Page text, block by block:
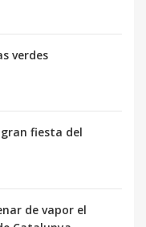
verdes
gran fiesta del
de vapor el